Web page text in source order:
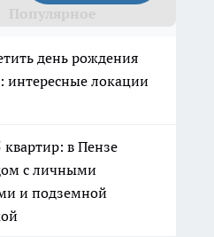
день рождения
интересные локации
квартир: в Пензе
с личными
и подземной